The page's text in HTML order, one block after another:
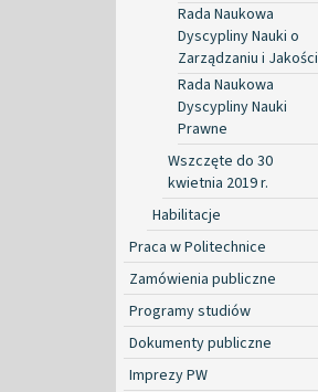
Rada Naukowa
Dyscypliny Nauki o
Zarządzaniu i Jakości
Rada Naukowa
Dyscypliny Nauki
Prawne
Wszczęte do 30
kwietnia 2019 r.
Habilitacje
Praca w Politechnice
Zamówienia publiczne
Programy studiów
Dokumenty publiczne
Imprezy PW